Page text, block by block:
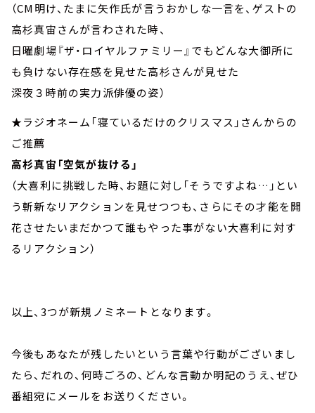
（CM明け、たまに矢作氏が言うおかしな一言を、ゲストの
高杉真宙さんが言わされた時、
日曜劇場『ザ・ロイヤルファミリー』でもどんな大御所に
も負けない存在感を見せた高杉さんが見せた
深夜３時前の実力派俳優の姿）
★ラジオネーム「寝ているだけのクリスマス」さんからの
ご推薦
高杉真宙「空気が抜ける」
（大喜利に挑戦した時、お題に対し「そうですよね…」とい
う斬新なリアクションを見せつつも、さらにその才能を開
花させたいまだかつて誰もやった事がない大喜利に対す
るリアクション）
以上、3つが新規ノミネートとなります。
今後もあなたが残したいという言葉や行動がございまし
たら、だれの、何時ごろの、どんな言動か明記のうえ、ぜひ
番組宛にメールをお送りください。